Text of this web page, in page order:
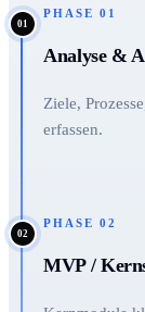
01
PHASE 01
Analyse &
Ziele,
erfassen.
02
PHASE 02
MVP /